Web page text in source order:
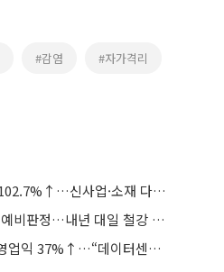
#감염 #자가격리
에코프로, 영업익 전년比 102.7%↑…신사업·소재 다각화 박차
日, 한국산 도금강판 덤핑 예비판정…내년 대일 철강 수출 ‘빨간불’
HD현대일렉트릭, 2분기 영업익 37%↑…“데이터센터 사업, 새로운 성장 축”